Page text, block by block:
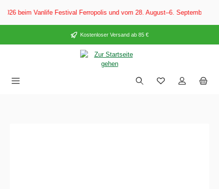
springen
Festival Ferropolis und vom 28. August–6. September 2026 auf dem
Kostenloser Versand ab 85 €